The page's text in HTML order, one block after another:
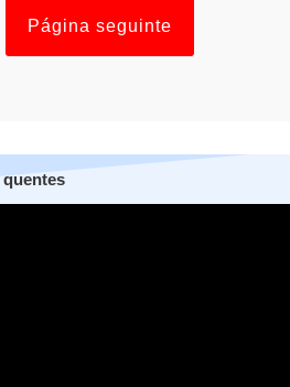
Página seguinte
quentes